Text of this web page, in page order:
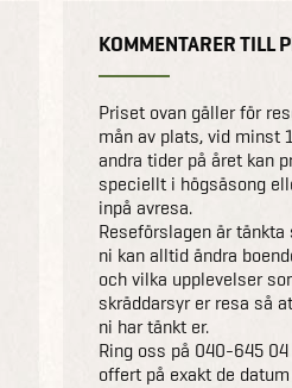
KOMMENTARER TILL
Priset ovan gäller för
mån av plats, vid minst
andra tider på året kan
speciellt i högsäsong
inpå avresa.
Reseförslagen är
ni kan alltid ändra
och vilka upplevelser
skräddarsyr er resa så
ni har tänkt er.
Ring oss på 040-645
offert på exakt de